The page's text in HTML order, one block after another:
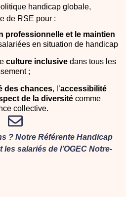
handicap globale,
de RSE pour :
professionnelle et le maintien
en situation de handicap
culture inclusivedans tous les
;
des chances, l’accessibilité
de la diversitécomme
collective.
? Notre Référente Handicap
salariés de l’OGEC Notre-